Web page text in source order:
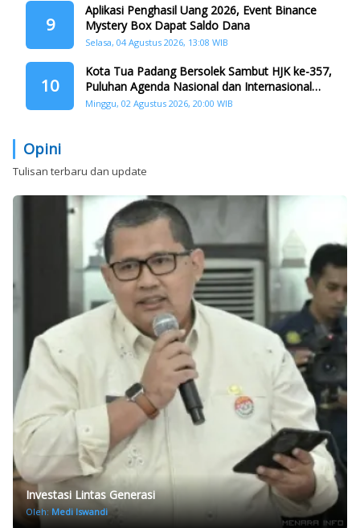
9
Aplikasi Penghasil Uang 2026, Event Binance
Mystery Box Dapat Saldo Dana
Selasa, 04 Agustus 2026, 13:08 WIB
10
Kota Tua Padang Bersolek Sambut HJK ke-357,
Puluhan Agenda Nasional dan Internasional
Siap Digelar
Minggu, 02 Agustus 2026, 20:00 WIB
Opini
Tulisan terbaru dan update
Investasi Lintas Generasi
Oleh: Medi Iswandi